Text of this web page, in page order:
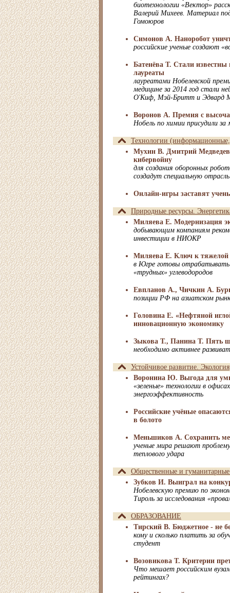
биотехнологии «Вектор»
Валерий Михеев. Материал
Гомоюров
Симонов А. Наноробот
российские ученые создают
Батенёва Т. Стали известны
лауреаты
лауреатами Нобелевской
медицине за 2014 год стали
О'Киф, Мэй-Бритт и Эдвард
Воронов А. Премия с
Нобель по химии присудили за
Технологии
Мухин В. Дмитрий Медведев
кибервойну
для создания оборонных
создадут специальную отрасль
Онлайн-игры заставят
Природные ресурсы.
Миляева Е. Модернизация
добывающим компаниям
инвестиции в НИОКР
Миляева Е. Ключ к тяжелой
в Югре готовы отрабатывать
«трудных» углеводородов
Евпланов А., Чичкин А.
позиции РФ на азиатском
Головина Е. «Нефтяной
инновационную экономику
Зыкова Т., Панина Т. Пять
необходимо активнее
Устойчивое развитие. Экология
Воронина Ю. Выгода для
«зеленые» технологии в
энергоэффективность
Российские учёные
в болото
Меньшиков А. Сохранить
ученые мира решают
теплового удара
Общественные и
Зубков И. Выиграл на
Нобелевскую премию по
Тироль за исследования
ОБРАЗОВАНИЕ
Тирский В. Бюджетное - не
кому и сколько платить за
студент
Возовикова Т. Критерии
Что мешает российским
рейтингах?